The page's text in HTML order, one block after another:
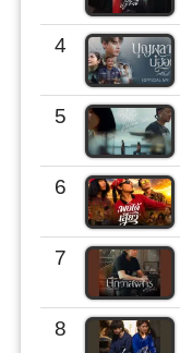
4
5
6
7
8